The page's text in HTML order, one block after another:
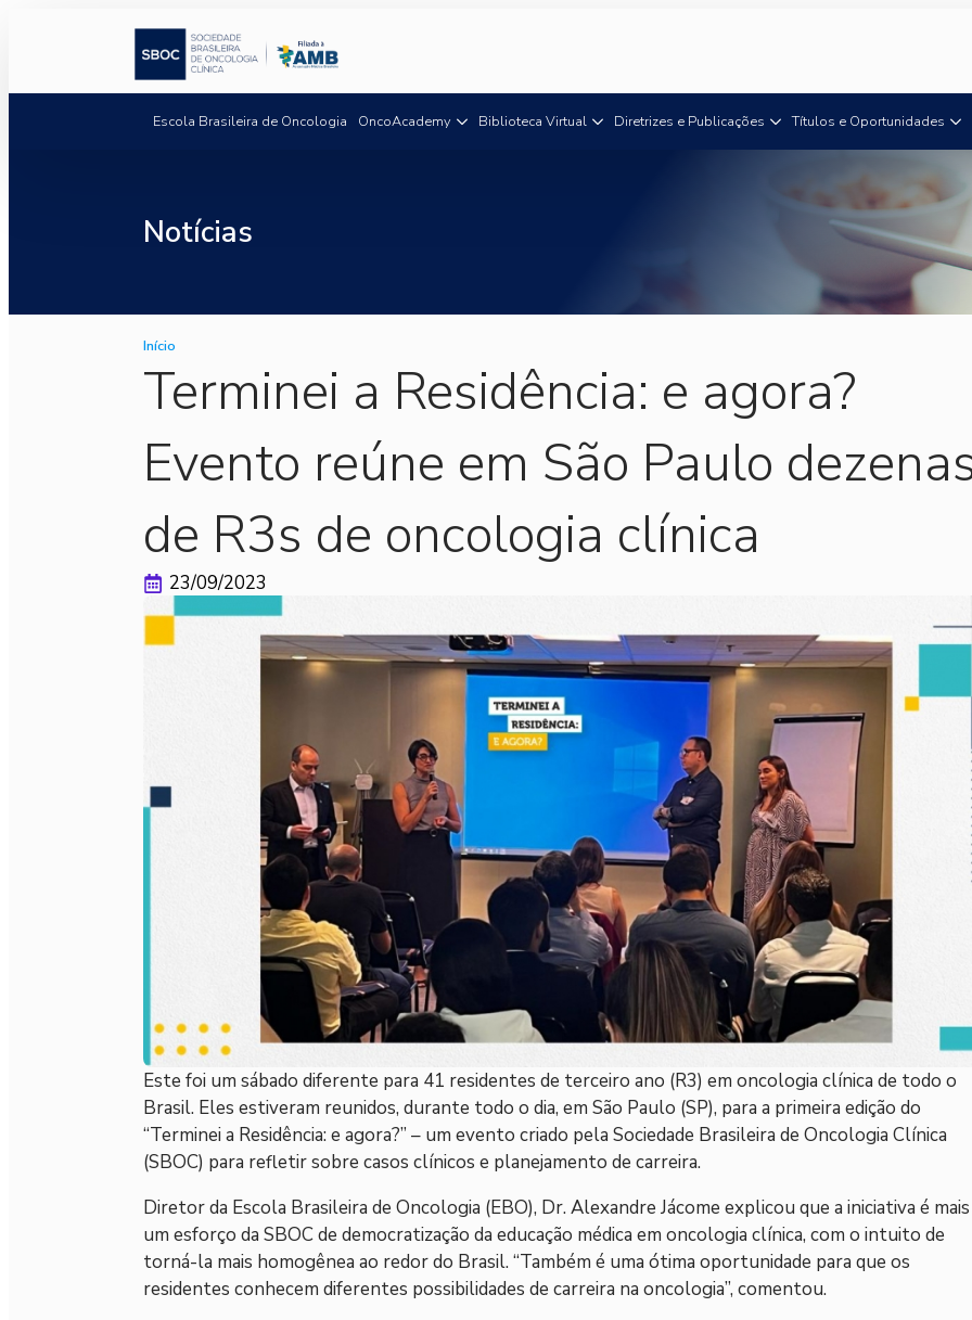
Escola Brasileira de Oncologia OncoAcademy Biblioteca Virtual Diretrizes e Publicações Títulos e Oportunidades
Notícias
Início
Terminei a Residência: e agora?
Evento reúne em São Paulo
de R3s de oncologia clínica
23/09/2023
Este foi um sábado diferente para 41 residentes de terceiro ano (R3) em oncologia clínica de todo o
Brasil. Eles estiveram reunidos, durante todo o dia, em São Paulo (SP), para a primeira edição do
“Terminei a Residência: e agora?” – um evento criado pela Sociedade Brasileira de Oncologia Clínica
(SBOC) para refletir sobre casos clínicos e planejamento de carreira.
Diretor da Escola Brasileira de Oncologia (EBO), Dr. Alexandre Jácome explicou que a iniciativa é mais
um esforço da SBOC de democratização da educação médica em oncologia clínica, com o intuito de
torná-la mais homogênea ao redor do Brasil. “Também é uma ótima oportunidade para que os
residentes conhecem diferentes possibilidades de carreira na oncologia”, comentou.